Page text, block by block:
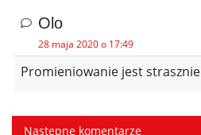
Olo
28 maja 2020 o 17:49
Promieniowanie jest
Następne komentarze